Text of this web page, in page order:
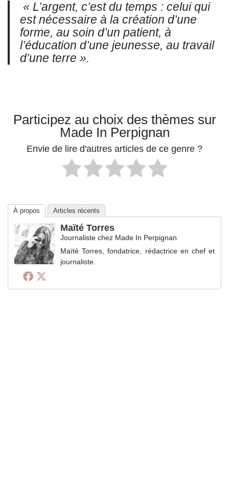
« L’argent, c’est du temps : celui qui
est nécessaire à la création d’une
forme, au soin d’un patient, à
l’éducation d’une jeunesse, au travail
d’une terre ».
Participez au choix des thèmes sur
Made In Perpignan
Envie de lire d'autres articles de ce genre ?
À propos Articles récents
Maïté Torres
Journaliste chez Made In Perpignan
Maïté Torres, fondatrice, rédactrice en chef et
journaliste.